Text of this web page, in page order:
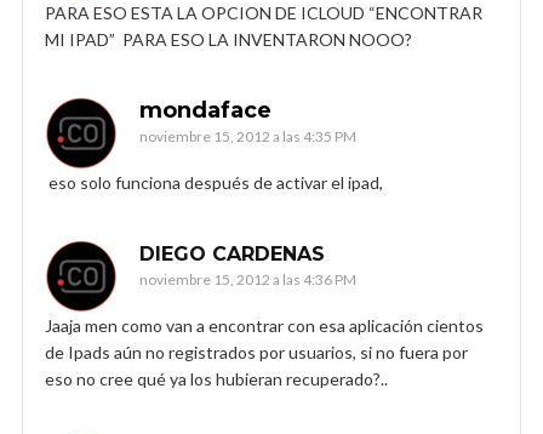
PARA ESO ESTA LA OPCION DE ICLOUD “ENCONTRAR
MI IPAD” PARA ESO LA INVENTARON NOOO?
mondaface
noviembre 15, 2012 a las 4:35 PM
eso solo funciona después de activar el ipad,
DIEGO CARDENAS
noviembre 15, 2012 a las 4:36 PM
Jaaja men como van a encontrar con esa aplicación cientos
de Ipads aún no registrados por usuarios, si no fuera por
eso no cree qué ya los hubieran recuperado?..